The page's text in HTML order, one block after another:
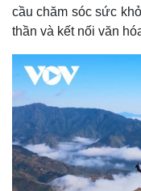
cầu chăm sóc sức
thần và kết nối văn